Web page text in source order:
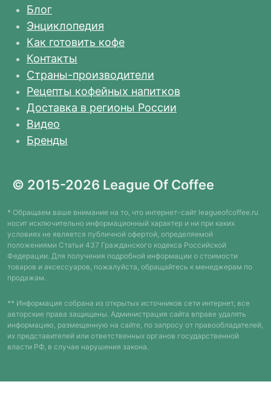
Блог
Энциклопедия
Как готовить кофе
Контакты
Страны-производители
Рецепты кофейных напитков
Доставка в регионы России
Видео
Бренды
© 2015-2026 League Of Coffee
* Обращаем ваше внимание на то, что интернет-сайт leagueofcoffee.ru
носит исключительно информационный характер и ни при каких
условиях не является публичной офертой, определяемой
положениями Статьи 437 Гражданского кодекса Российской
Федерации. Для получения подробной информации о стоимости
товаров и аксессуаров, пожалуйста, обращайтесь к менеджерам по
продажам.
** Информация собрана из открытых источников сети интернет, все
авторские права защищены. Администрация сайта вправе удалять
информацию, размещенную на сайте, по запросу от правообладателей,
их представителей или ответственных органов государственной
власти РФ, в случае нарушения закона.